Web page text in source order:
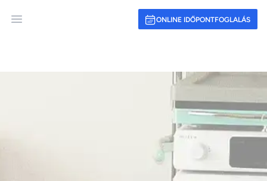
Open main menu ONLINE IDŐPONTFOGLALÁS